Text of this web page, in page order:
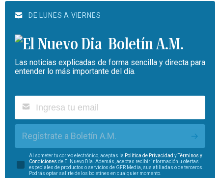
DE LUNES A VIERNES
Boletín A.M.
Las noticias explicadas de forma sencilla y directa para
entender lo más importante del día.
Regístrate a Boletín A.M.
Al someter tu correo electrónico, aceptas la Política de Privacidad y
Términos y
Condiciones de El Nuevo Día. Además, aceptas recibir información u ofertas
especiales de productos o servicios de GFR Media, sus afiliadas o de terceros.
Podrás optar salirte de los boletines en cualquier momento.